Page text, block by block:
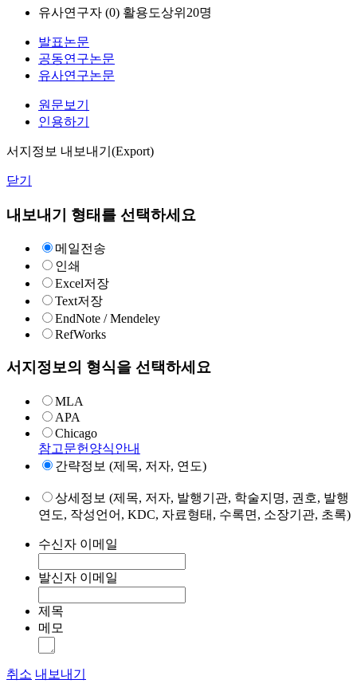
유사연구자 (0) 활용도상위20명
발표논문
공동연구논문
유사연구논문
원문보기
인용하기
서지정보 내보내기(Export)
닫기
내보내기 형태를 선택하세요
메일전송
인쇄
Excel저장
Text저장
EndNote / Mendeley
RefWorks
서지정보의 형식을 선택하세요
MLA
APA
Chicago
참고문헌양식안내
간략정보 (제목, 저자, 연도)
상세정보 (제목, 저자, 발행기관, 학술지명, 권호, 발행
연도, 작성언어, KDC, 자료형태, 수록면, 소장기관, 초록)
수신자 이메일
발신자 이메일
제목
메모
취소 내보내기